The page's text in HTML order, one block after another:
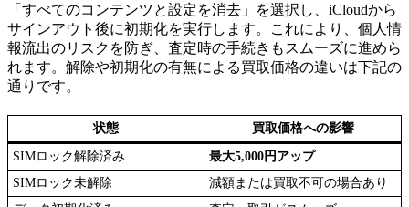
「すべてのコンテンツと設定を消去」を選択し、iCloudから
サインアウト後に初期化を実行します。これにより、個人情
報流出のリスクを防ぎ、査定時の手続きもスムーズに進めら
れます。解除や初期化の有無による買取価格の違いは下記の
通りです。
状態 買取価格への影響
SIMロック解除済み
最大5,000円アップ
SIMロック未解除
減額または買取不可の場合あり